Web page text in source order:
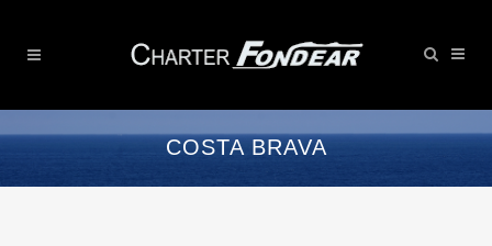
COSTA BRAVA